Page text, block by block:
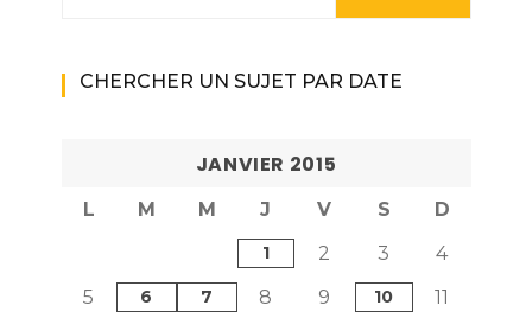
CHERCHER UN SUJET PAR DATE
JANVIER 2015
L M M J V S D
1 2 3
4
5
6 7 8 9 10
11